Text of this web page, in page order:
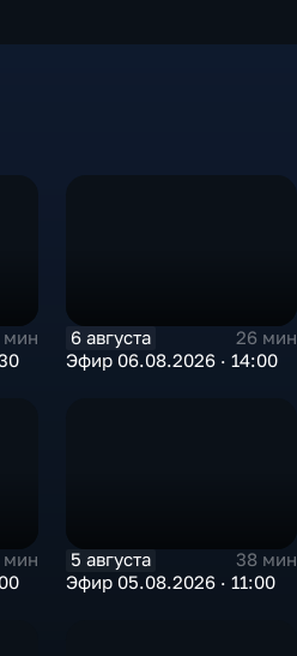
мин
6 августа
26 мин
Эфир 06.08.2026 · 14:00
мин
5 августа
38 мин
Эфир 05.08.2026 · 11:00